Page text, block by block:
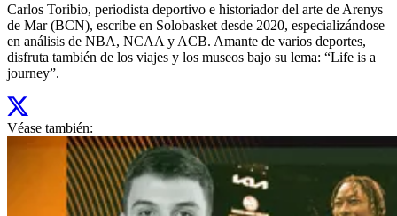
Carlos Toribio, periodista deportivo e historiador del arte de Arenys
de Mar (BCN), escribe en Solobasket desde 2020, especializándose
en análisis de NBA, NCAA y ACB. Amante de varios deportes,
disfruta también de los viajes y los museos bajo su lema: “Life is a
journey”.
Véase también: